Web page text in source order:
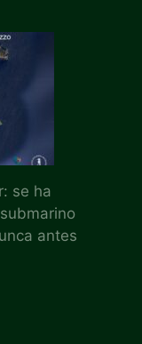
se ha
antes